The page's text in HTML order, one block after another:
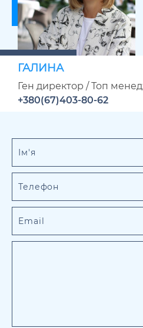
ГАЛИНА
Ген директор / Топ
+380(67)403-80-62